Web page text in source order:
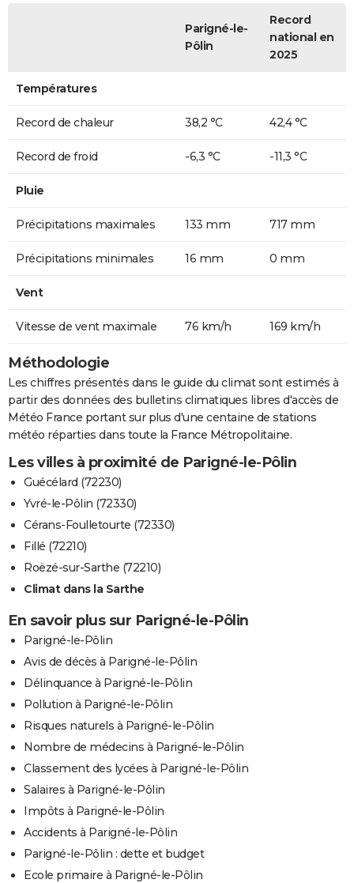
Parigné-le-
Pôlin
Record
national en
2025
Températures
Record de chaleur 38,2 °C 42,4 °C
Record de froid -6,3 °C -11,3 °C
Pluie
Précipitations maximales 133 mm 717 mm
Précipitations minimales 16 mm 0 mm
Vent
Vitesse de vent maximale 76 km/h 169 km/h
Méthodologie
Les chiffres présentés dans le guide du climat sont estimés à
partir des données des bulletins climatiques libres d'accès de
Météo France portant sur plus d'une centaine de stations
météo réparties dans toute la France Métropolitaine.
Les villes à proximité de Parigné-le-Pôlin
Guécélard (72230)
Yvré-le-Pôlin (72330)
Cérans-Foulletourte (72330)
Fillé (72210)
Roëzé-sur-Sarthe (72210)
Climat dans la Sarthe
En savoir plus sur Parigné-le-Pôlin
Parigné-le-Pôlin
Avis de décès à Parigné-le-Pôlin
Délinquance à Parigné-le-Pôlin
Pollution à Parigné-le-Pôlin
Risques naturels à Parigné-le-Pôlin
Nombre de médecins à Parigné-le-Pôlin
Classement des lycées à Parigné-le-Pôlin
Salaires à Parigné-le-Pôlin
Impôts à Parigné-le-Pôlin
Accidents à Parigné-le-Pôlin
Parigné-le-Pôlin : dette et budget
Ecole primaire à Parigné-le-Pôlin